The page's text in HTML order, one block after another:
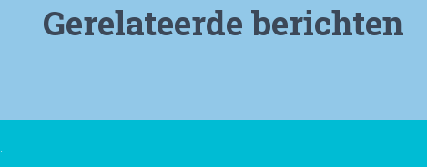
Gerelateerde berichten